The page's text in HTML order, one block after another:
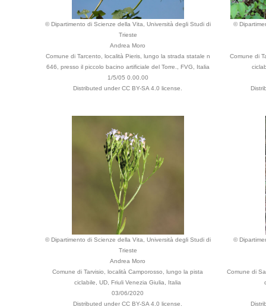
© Dipartimento di Scienze della Vita, Università degli Studi di
Trieste
Andrea Moro
Comune di Tarcento, località Pieris, lungo la strada statale n
646, presso il piccolo bacino artificiale del Torre., FVG, Italia
1/5/05 0.00.00
Distributed under CC BY-SA 4.0 license.
©
Comune di
© Dipartimento di Scienze della Vita, Università degli Studi di
Trieste
Andrea Moro
Comune di Tarvisio, località Camporosso, lungo la pista
ciclabile, UD, Friuli Venezia Giulia, Italia
03/06/2020
Distributed under CC BY-SA 4.0 license.
©
Comune di